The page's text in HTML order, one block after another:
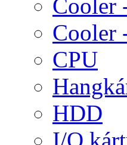
Cooler
Cooler
CPU
HDD